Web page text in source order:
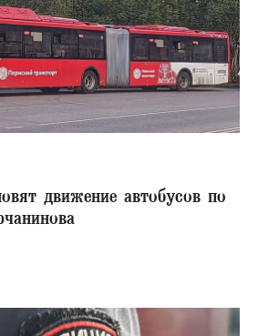
движение автобусов по